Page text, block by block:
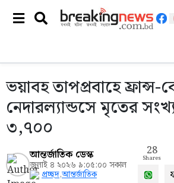
ভয়াবহ তাপপ্রবাহে
নেদারল্যান্ডসে মৃতের
৩,৭০০
আন্তর্জাতিক ডেস্ক
জুলাই ৪ ২০২৬ ৯:০৫:০০ সকাল
প্রচ্ছদ,আন্তর্জাতিক
28
Shares